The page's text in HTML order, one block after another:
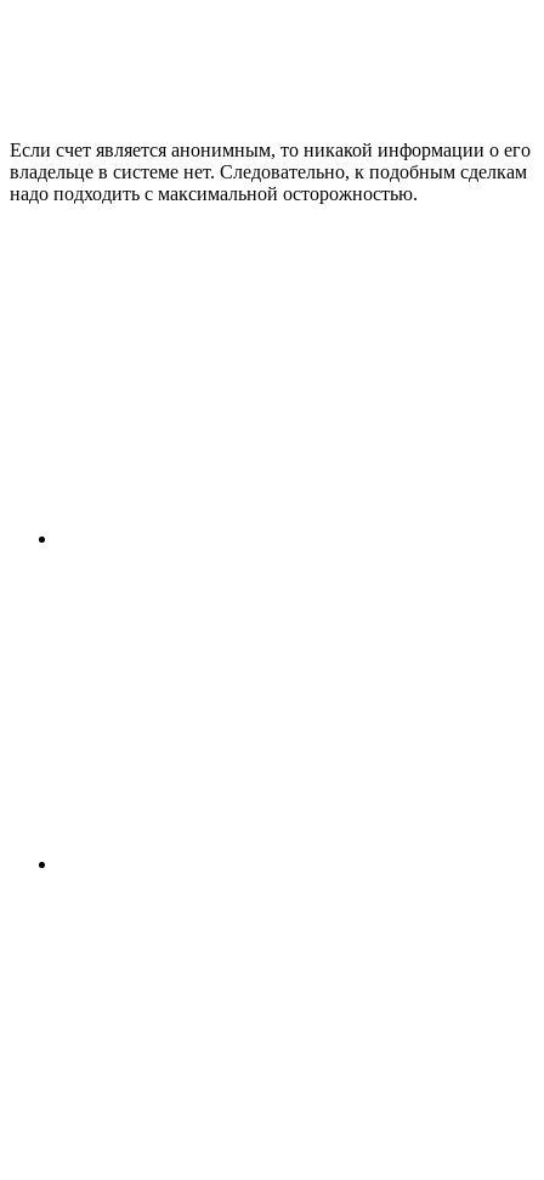
Если счет является анонимным, то никакой информации о его
владельце в системе нет. Следовательно, к подобным сделкам
надо подходить с максимальной осторожностью.